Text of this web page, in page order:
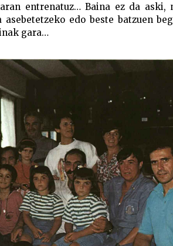
entrenatuz… Baina ez da aski,
edo beste batzuen
gara…